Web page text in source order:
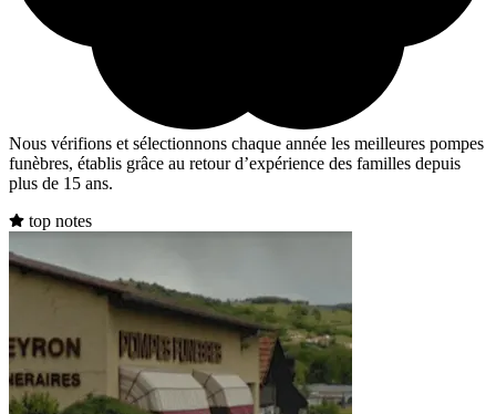
Nous vérifions et sélectionnons chaque année les meilleures pompes
funèbres, établis grâce au retour d’expérience des familles depuis
plus de 15 ans.
top notes